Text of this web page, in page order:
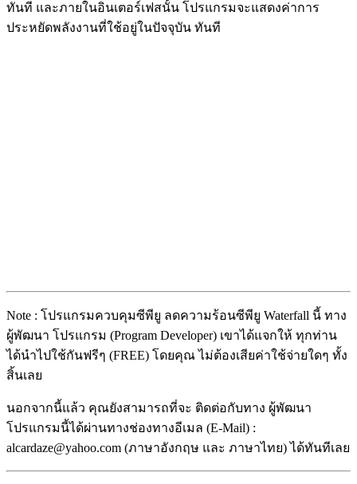
ทันที และภายในอินเตอร์เฟสนั้น โปรแกรมจะแสดงค่าการ
ประหยัดพลังงานที่ใช้อยู่ในปัจจุบัน ทันที
Note : โปรแกรมควบคุมซีพียู ลดความร้อนซีพียู Waterfall นี้ ทาง
ผู้พัฒนา โปรแกรม (Program Developer) เขาได้แจกให้ ทุกท่าน
ได้นำไปใช้กันฟรีๆ (FREE) โดยคุณ ไม่ต้องเสียค่าใช้จ่ายใดๆ ทั้ง
สิ้นเลย
นอกจากนี้แล้ว คุณยังสามารถที่จะ ติดต่อกับทาง ผู้พัฒนา
โปรแกรมนี้ได้ผ่านทางช่องทางอีเมล (E-Mail) :
alcardaze@yahoo.com (ภาษาอังกฤษ และ ภาษาไทย) ได้ทันทีเลย